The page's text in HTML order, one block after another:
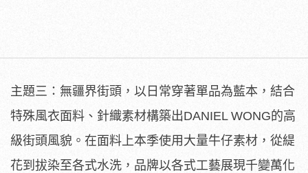
主題三：無疆界街頭，以日常穿著單品為藍本，結合
特殊風衣面料、針織素材構築出DANIEL WONG的高
級街頭風貌。在面料上本季使用大量牛仔素材，從緹
花到拔染至各式水洗，品牌以各式工藝展現千變萬化